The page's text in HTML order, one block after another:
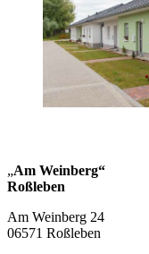
„Am Weinberg“
Roßleben
Am Weinberg 24
06571 Roßleben